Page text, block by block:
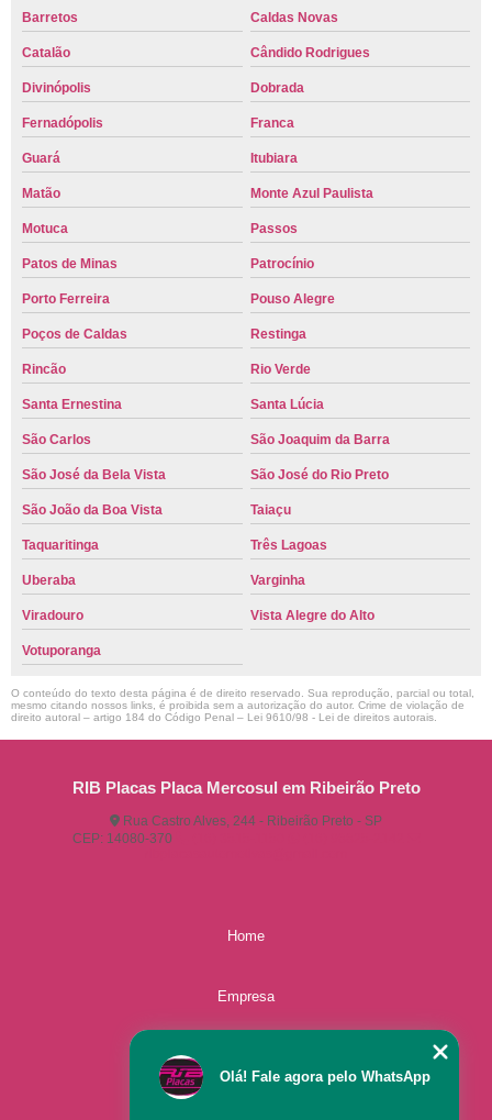
Barretos Caldas Novas
Catalão Cândido Rodrigues
Divinópolis Dobrada
Fernadópolis Franca
Guará Itubiara
Matão Monte Azul Paulista
Motuca Passos
Patos de Minas Patrocínio
Porto Ferreira Pouso Alegre
Poços de Caldas Restinga
Rincão Rio Verde
Santa Ernestina Santa Lúcia
São Carlos São Joaquim da Barra
São José da Bela Vista São José do Rio Preto
São João da Boa Vista Taiaçu
Taquaritinga Três Lagoas
Uberaba Varginha
Viradouro Vista Alegre do Alto
Votuporanga
O conteúdo do texto desta página é de direito reservado. Sua reprodução, parcial ou total,
mesmo citando nossos links, é proibida sem a autorização do autor. Crime de violação de
direito autoral – artigo 184 do Código Penal – Lei 9610/98 - Lei de direitos autorais
RIB Placas Placa Mercosul em Ribeirão Preto
Rua Castro Alves, 244 - Ribeirão Preto - SP
CEP: 14080-370
Home
Empresa
Olá! Fale agora pelo WhatsApp